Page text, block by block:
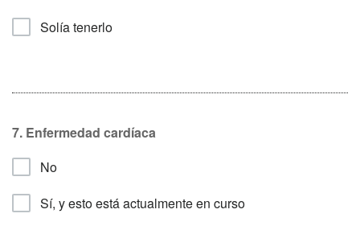
Solía tenerlo
7. Enfermedad cardíaca
No
Sí, y esto está actualmente en curso